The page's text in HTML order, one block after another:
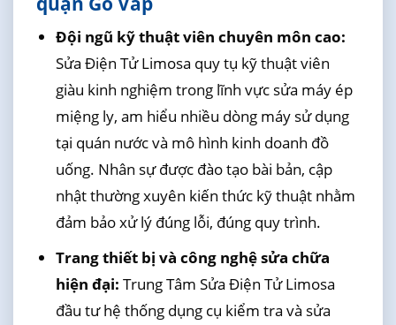
Đội ngũ kỹ thuật viên chuyên môn cao:
Sửa Điện Tử Limosa quy tụ kỹ thuật viên
giàu kinh nghiệm trong lĩnh vực sửa máy ép
miệng ly, am hiểu nhiều dòng máy sử dụng
tại quán nước và mô hình kinh doanh đồ
uống. Nhân sự được đào tạo bài bản, cập
nhật thường xuyên kiến thức kỹ thuật nhằm
đảm bảo xử lý đúng lỗi, đúng quy trình.
Trang thiết bị và công nghệ sửa chữa
hiện đại: Trung Tâm Sửa Điện Tử Limosa
đầu tư hệ thống dụng cụ kiểm tra và sửa